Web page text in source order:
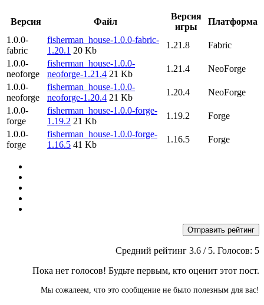
Версия Файл
Версия
игры
Платформа
1.0.0-
fabric
fisherman_house-1.0.0-fabric-
1.20.1 20 Kb
1.21.8
Fabric
1.0.0-
neoforge
fisherman_house-1.0.0-
neoforge-1.21.4 21 Kb
1.21.4
NeoForge
1.0.0-
neoforge
fisherman_house-1.0.0-
neoforge-1.20.4 21 Kb
1.20.4
NeoForge
1.0.0-
forge
fisherman_house-1.0.0-forge-
1.19.2 21 Kb
1.19.2
Forge
1.0.0-
forge
fisherman_house-1.0.0-forge-
1.16.5 41 Kb
1.16.5 Forge
Отправить рейтинг
Средний рейтинг 3.6 / 5. Голосов: 5
Пока нет голосов! Будьте первым, кто оценит этот пост.
Мы сожалеем, что это сообщение не было полезным для вас!